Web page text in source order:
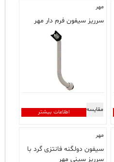
مهر
سرریز سیفون فرم دار مهر
اطلاعات بیشتر مقایسه
مهر
سیفون دولگنه فانتزی گرد با
سرریز سینی مهر